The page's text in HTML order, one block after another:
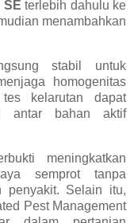
SE terlebih dahulu ke
menambahkan
stabil untuk
homogenitas
kelarutan dapat
antar bahan aktif
meningkatkan
semprot tanpa
penyakit. Selain itu,
Pest Management